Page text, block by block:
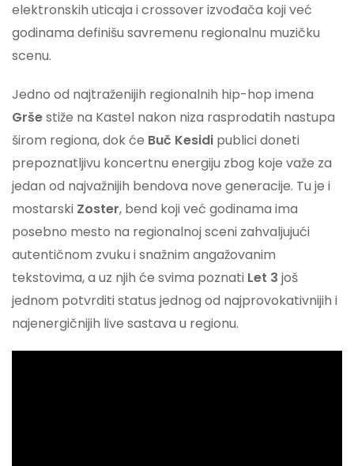
elektronskih uticaja i crossover izvođača koji već
godinama definišu savremenu regionalnu muzičku
scenu.
Jedno od najtraženijih regionalnih hip-hop imena
Gršestiže na Kastel nakon niza rasprodatih nastupa
širom regiona, dok će Buč Kesidi publici doneti
prepoznatljivu koncertnu energiju zbog koje važe za
jedan od najvažnijih bendova nove generacije. Tu je i
mostarski Zoster, bend koji već godinama ima
posebno mesto na regionalnoj sceni zahvaljujući
autentičnom zvuku i snažnim angažovanim
tekstovima, a uz njih će svima poznati Let 3 još
jednom potvrditi status jednog od najprovokativnijih i
najenergičnijih live sastava u regionu.